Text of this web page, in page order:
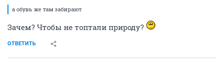
а обувь же там забирают
Зачем? Чтобы не топтали природу?
ОТВЕТИТЬ